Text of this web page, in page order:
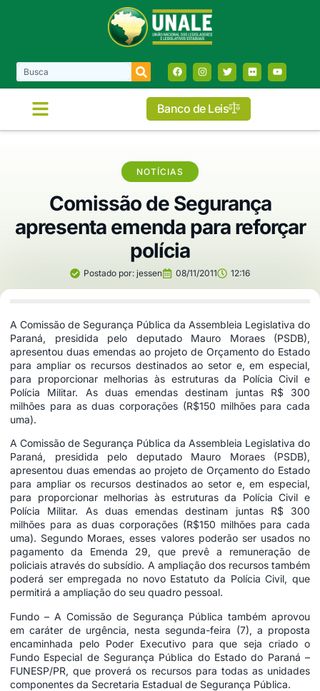
Banco de Leis
NOTÍCIAS
Comissão de Segurança
apresenta emenda para reforçar
polícia
Postado por: jessen 08/11/2011 12:16
A Comissão de Segurança Pública da Assembleia Legislativa do
Paraná, presidida pelo deputado Mauro Moraes (PSDB),
apresentou duas emendas ao projeto de Orçamento do Estado
para ampliar os recursos destinados ao setor e, em especial,
para proporcionar melhorias às estruturas da Polícia Civil e
Polícia Militar. As duas emendas destinam juntas R$ 300
milhões para as duas corporações (R$150 milhões para cada
uma).
A Comissão de Segurança Pública da Assembleia Legislativa do
Paraná, presidida pelo deputado Mauro Moraes (PSDB),
apresentou duas emendas ao projeto de Orçamento do Estado
para ampliar os recursos destinados ao setor e, em especial,
para proporcionar melhorias às estruturas da Polícia Civil e
Polícia Militar. As duas emendas destinam juntas R$ 300
milhões para as duas corporações (R$150 milhões para cada
uma). Segundo Moraes, esses valores poderão ser usados no
pagamento da Emenda 29, que prevê a remuneração de
policiais através do subsídio. A ampliação dos recursos também
poderá ser empregada no novo Estatuto da Polícia Civil, que
permitirá a ampliação do seu quadro pessoal.
Fundo – A Comissão de Segurança Pública também aprovou
em caráter de urgência, nesta segunda-feira (7), a proposta
encaminhada pelo Poder Executivo para que seja criado o
Fundo Especial de Segurança Pública do Estado do Paraná –
FUNESP/PR, que proverá os recursos para todas as unidades
componentes da Secretaria Estadual de Segurança Pública.